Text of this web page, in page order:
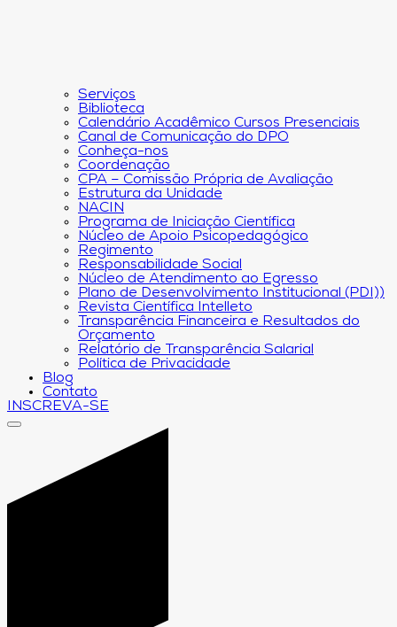
Serviços
Biblioteca
Calendário Acadêmico Cursos Presenciais
Canal de Comunicação do DPO
Conheça-nos
Coordenação
CPA – Comissão Própria de Avaliação
Estrutura da Unidade
NACIN
Programa de Iniciação Científica
Núcleo de Apoio Psicopedagógico
Regimento
Responsabilidade Social
Núcleo de Atendimento ao Egresso
Plano de Desenvolvimento Institucional (PDI))
Revista Científica Intelleto
Transparência Financeira e Resultados do
Orçamento
Relatório de Transparência Salarial
Política de Privacidade
Blog
Contato
INSCREVA-SE